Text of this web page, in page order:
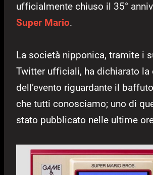
ufficialmente chiuso il 35°
Super Mario.
La società nipponica, tramite i
Twitter ufficiali, ha dichiarato la
dell’evento riguardante il
che tutti conosciamo; uno di
stato pubblicato nelle ultime